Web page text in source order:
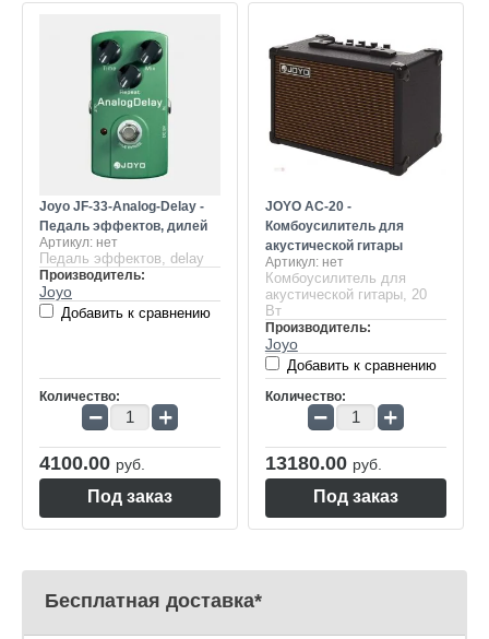
Joyo JF-33-Analog-Delay -
Педаль эффектов, дилей
Артикул: нет
Педаль эффектов, delay
Производитель:
Joyo
Добавить к сравнению
Количество:
− +
4100.00 руб.
Под заказ
JOYO AC-20 -
Комбоусилитель для
акустической гитары
Артикул:нет
Комбоусилитель для
акустической гитары, 20
Вт
Производитель:
Joyo
Добавить к сравнению
Количество:
− +
13180.00 руб.
Под заказ
Бесплатная доставка*